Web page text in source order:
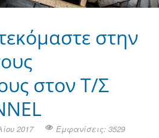
στην
στον Τ/Σ
2017 Εμφανίσεις: 3529